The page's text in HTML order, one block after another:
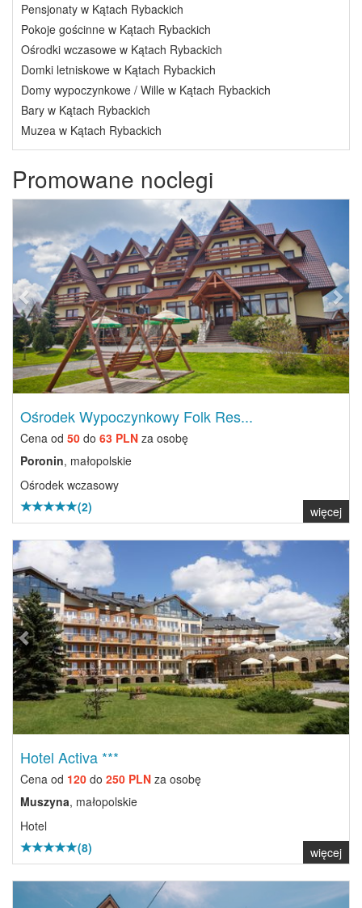
Pensjonaty w Kątach Rybackich
Pokoje gościnne w Kątach Rybackich
Ośrodki wczasowe w Kątach Rybackich
Domki letniskowe w Kątach Rybackich
Domy wypoczynkowe / Wille w Kątach Rybackich
Bary w Kątach Rybackich
Muzea w Kątach Rybackich
Promowane noclegi
Ośrodek Wypoczynkowy Folk Res...
Cena od 50 do 63 PLN za osobę
Poronin, małopolskie
Ośrodek wczasowy
(2)
więcej
Previous Next
Hotel Activa ***
Cena od 120 do 250 PLN za osobę
Muszyna, małopolskie
Hotel
(8)
więcej
Previous Next